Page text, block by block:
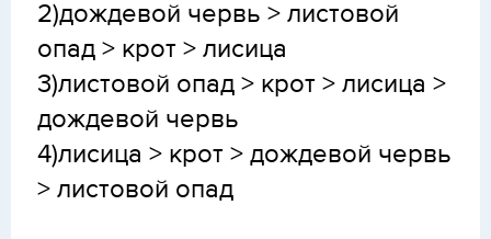
2)дождевой червь > листовой
опад > крот > лисица
3)листовой опад > крот > лисица >
дождевой червь
4)лисица > крот > дождевой червь
> листовой опад